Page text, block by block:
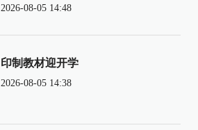
2026-08-05 14:48
印制教材迎开学
2026-08-05 14:38